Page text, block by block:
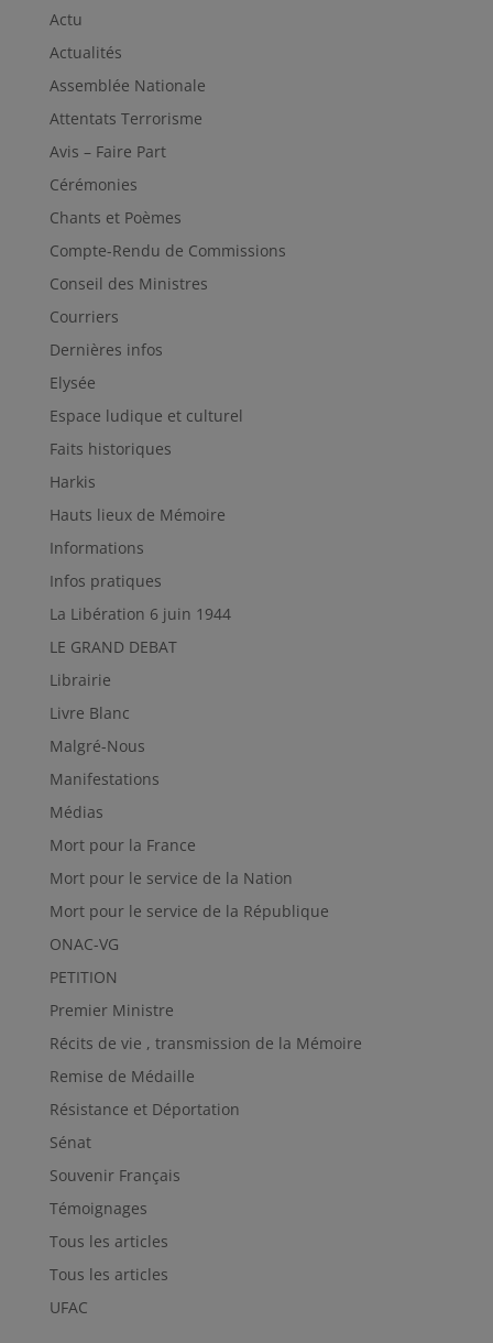
Actu
Actualités
Assemblée Nationale
Attentats Terrorisme
Avis – Faire Part
Cérémonies
Chants et Poèmes
Compte-Rendu de Commissions
Conseil des Ministres
Courriers
Dernières infos
Elysée
Espace ludique et culturel
Faits historiques
Harkis
Hauts lieux de Mémoire
Informations
Infos pratiques
La Libération 6 juin 1944
LE GRAND DEBAT
Librairie
Livre Blanc
Malgré-Nous
Manifestations
Médias
Mort pour la France
Mort pour le service de la Nation
Mort pour le service de la République
ONAC-VG
PETITION
Premier Ministre
Récits de vie , transmission de la Mémoire
Remise de Médaille
Résistance et Déportation
Sénat
Souvenir Français
Témoignages
Tous les articles
Tous les articles
UFAC